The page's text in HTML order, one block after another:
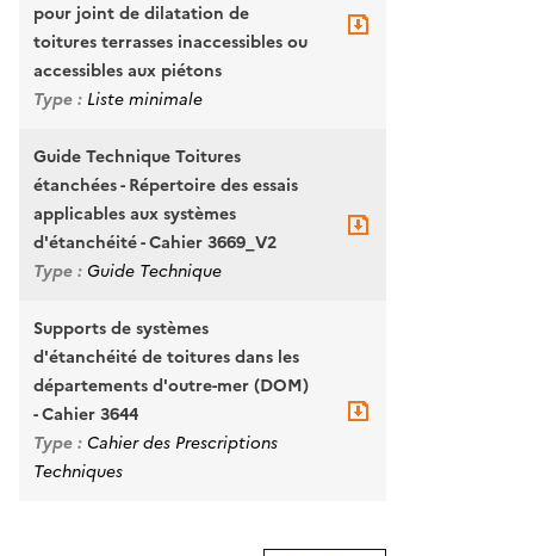
pour joint de dilatation de
toitures terrasses inaccessibles ou
accessibles aux piétons
Type : Liste minimale
Guide Technique Toitures
étanchées - Répertoire des essais
applicables aux systèmes
d'étanchéité - Cahier 3669_V2
Type :Guide Technique
Supports de systèmes
d'étanchéité de toitures dans les
départements d'outre-mer (DOM)
- Cahier 3644
Type :Cahier des Prescriptions
Techniques